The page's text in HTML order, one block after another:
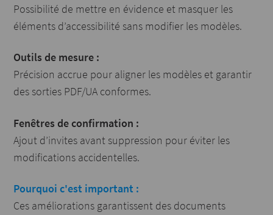
Possibilité de mettre en évidence et masquer les
éléments d’accessibilité sans modifier les modèles.
Outils de mesure :
Précision accrue pour aligner les modèles et garantir
des sorties PDF/UA conformes.
Fenêtres de confirmation :
Ajout d’invites avant suppression pour éviter les
modifications accidentelles.
Pourquoi c'est important :
Ces améliorations garantissent des documents